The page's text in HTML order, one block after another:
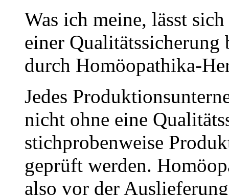
Was ich meine, lässt
einer
durch Homöopathika-
Jedes
nicht ohne eine
stichprobenweise
geprüft werden.
also vor der